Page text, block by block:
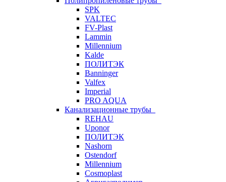
SPK
VALTEC
FV-Plast
Lammin
Millennium
Kalde
ПОЛИТЭК
Banninger
Valfex
Imperial
PRO AQUA
Канализационные трубы
REHAU
Uponor
ПОЛИТЭК
Nashorn
Ostendorf
Millennium
Cosmoplast